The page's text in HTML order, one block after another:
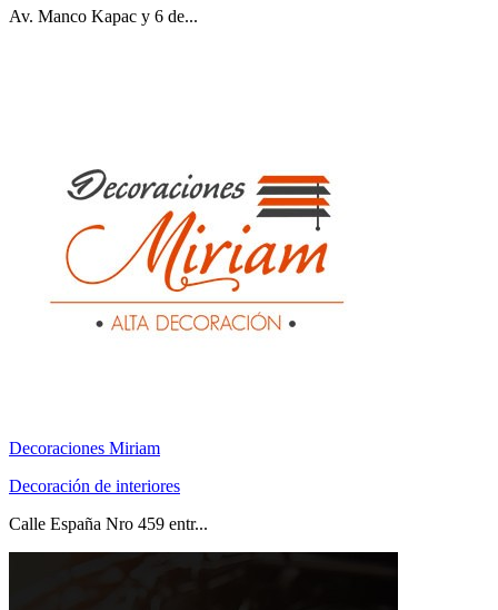
Av. Manco Kapac y 6 de...
Decoraciones Miriam
Decoración de interiores
Calle España Nro 459 entr...